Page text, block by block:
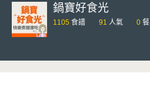
鍋寶好食光
1105 食譜 91 人氣 0